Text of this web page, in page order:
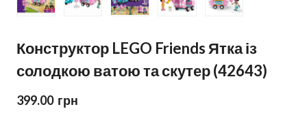
Конструктор LEGO Friends Ятка із
солодкою ватою та скутер (42643)
399.00  грн